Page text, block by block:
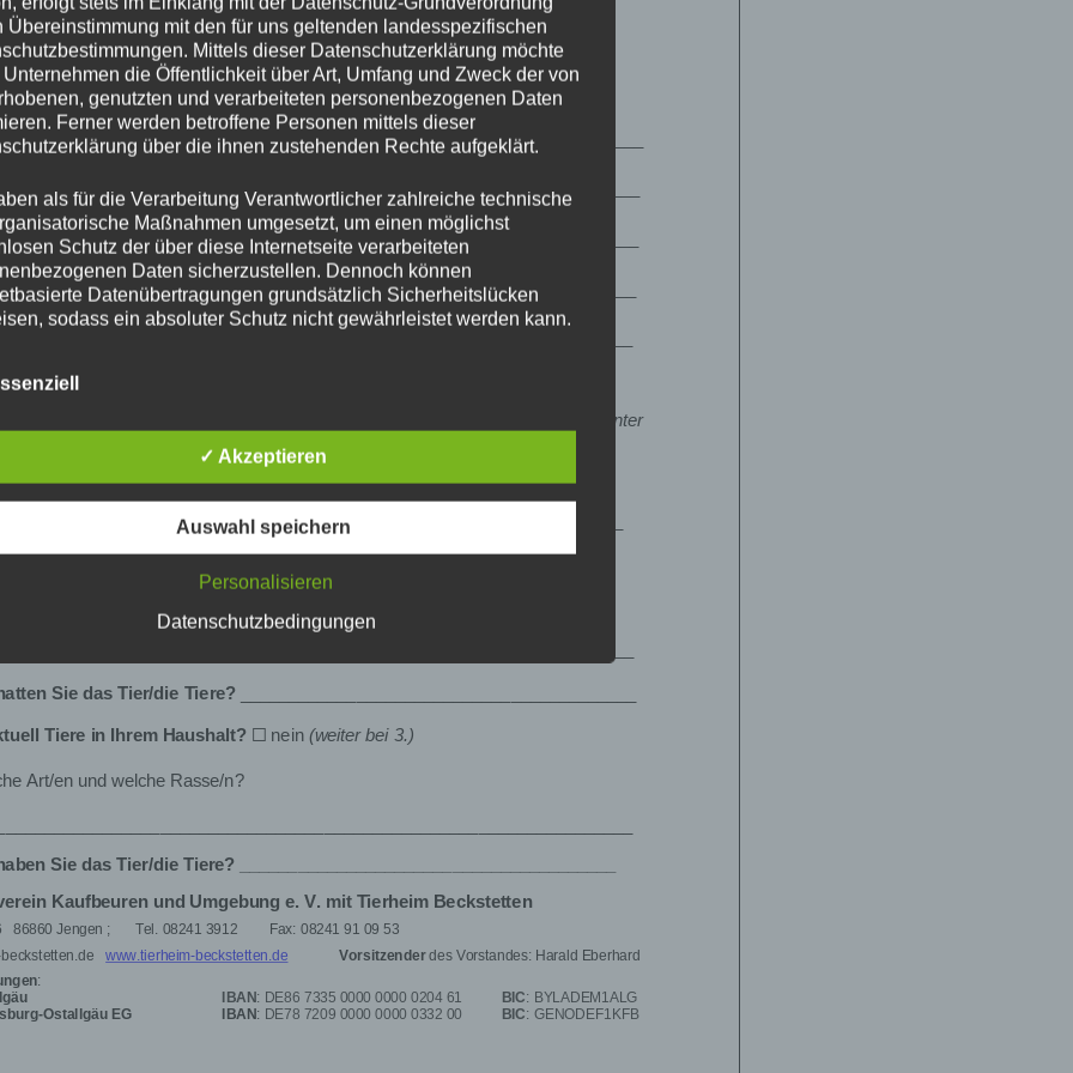
Übereinstimmung mit den für uns geltenden landesspezifischen
Mittels dieser Datenschutzerklärung möchte
Unternehmen die Öffentlichkeit über Art, Umfang und Zweck der von
genutzten und verarbeiteten personenbezogenen Daten
Ferner werden betroffene Personen mittels dieser
über die ihnen zustehenden Rechte aufgeklärt.
als für die Verarbeitung Verantwortlicher zahlreiche technische
Maßnahmen umgesetzt, um einen möglichst
Schutz der über diese Internetseite verarbeiteten
Daten sicherzustellen. Dennoch können
Datenübertragungen grundsätzlich Sicherheitslücken
sodass ein absoluter Schutz nicht gewährleistet werden kann.
Daten auch auf alternativen Wegen, beispielsweise
an uns zu übermitteln.
beruht auf den Begrifflichkeiten, die durch den
Richtlinien- und Verordnungsgeber beim Erlass der
Grundverordnung (DS-GVO) verwendet wurden. Unsere
und Geschäftspartner einfach lesbar und verständlich sein. Um
erläutern.
Begriffe:
Daten sind alle Informationen, die sich auf eine
Person") beziehen. Als identifizierbar wird eine
Person angesehen, die direkt oder indirekt, insbesondere
Zuordnung zu einer Kennung wie einem Namen, zu einer
zu Standortdaten, zu einer Online-Kennung oder zu
oder mehreren besonderen Merkmalen, die Ausdruck der
physiologischen, genetischen, psychischen,
✓ Akzeptieren
Auswahl speichern
Personalisieren
Datenschutzbedingungen